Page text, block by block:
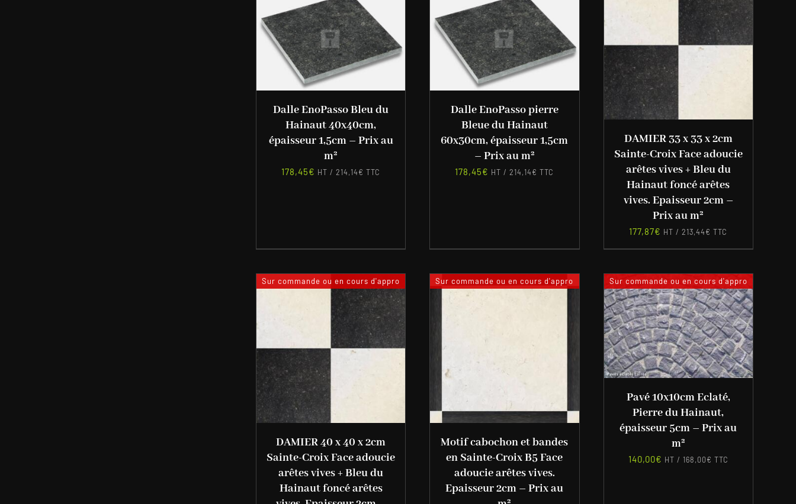
Dalle EnoPasso Bleu du
Hainaut 40x40cm,
épaisseur 1,5cm – Prix au
m²
178,45€ HT /214,14€ TTC
Dalle EnoPasso pierre
Bleue du Hainaut
60x30cm, épaisseur 1,5cm
– Prix au m²
178,45€ HT /214,14€ TTC
DAMIER 33 x 33 x 2cm
Sainte-Croix Face adoucie
arêtes vives + Bleu du
Hainaut foncé arêtes
vives. Epaisseur 2cm –
Prix au m²
177,87€ HT /213,44€ TTC
Sur commande ou en cours d'appro
DAMIER 40 x 40 x 2cm
Sainte-Croix Face adoucie
arêtes vives + Bleu du
Hainaut foncé arêtes
Sur commande ou en cours d'appro
Motif cabochon et bandes
en Sainte-Croix B5 Face
adoucie arêtes vives.
Epaisseur 2cm – Prix au
Sur commande ou en cours d'appro
Pavé 10x10cm Eclaté,
Pierre du Hainaut,
épaisseur 5cm – Prix au
m²
140,00€ HT / 168,00€ TTC